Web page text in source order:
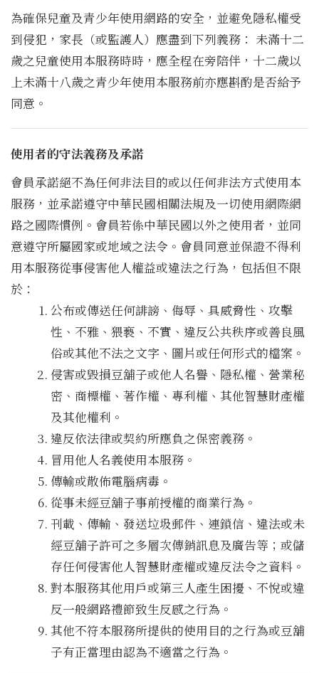
為確保兒童及青少年使用網路的安全，並避免隱私權受
到侵犯，家長（或監護人）應盡到下列義務： 未滿十二
歲之兒童使用本服務時時，應全程在旁陪伴，十二歲以
上未滿十八歲之青少年使用本服務前亦應斟酌是否給予
同意。
使用者的守法義務及承諾
會員承諾絕不為任何非法目的或以任何非法方式使用本
服務，並承諾遵守中華民國相關法規及一切使用網際網
路之國際慣例。會員若係中華民國以外之使用者，並同
意遵守所屬國家或地域之法令。會員同意並保證不得利
用本服務從事侵害他人權益或違法之行為，包括但不限
於：
公布或傳送任何誹謗、侮辱、具威脅性、攻擊
性、不雅、猥褻、不實、違反公共秩序或善良風
俗或其他不法之文字、圖片或任何形式的檔案。
侵害或毀損豆舖子或他人名譽、隱私權、營業秘
密、商標權、著作權、專利權、其他智慧財產權
及其他權利。
違反依法律或契約所應負之保密義務。
冒用他人名義使用本服務。
傳輸或散佈電腦病毒。
從事未經豆舖子事前授權的商業行為。
刊載、傳輸、發送垃圾郵件、連鎖信、違法或未
經豆舖子許可之多層次傳銷訊息及廣告等；或儲
存任何侵害他人智慧財產權或違反法令之資料。
對本服務其他用戶或第三人產生困擾、不悅或違
反一般網路禮節致生反感之行為。
其他不符本服務所提供的使用目的之行為或豆舖
子有正當理由認為不適當之行為。